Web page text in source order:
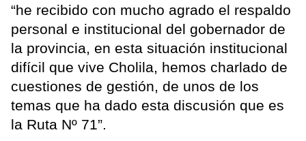
“he recibido con mucho agrado el respaldo
personal e institucional del gobernador de
la provincia, en esta situación institucional
difícil que vive Cholila, hemos charlado de
cuestiones de gestión, de unos de los
temas que ha dado esta discusión que es
la Ruta Nº 71”.